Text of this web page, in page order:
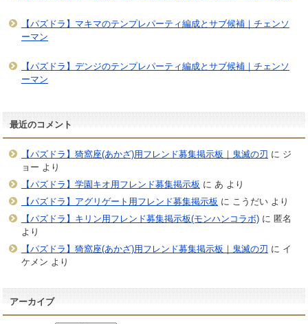
【パズドラ】マキマのテンプレパーティ編成とサブ候補｜チェンソ
ーマン
【パズドラ】デンジのテンプレパーティ編成とサブ候補｜チェンソ
ーマン
最近のコメント
【パズドラ】猗窩座(あかざ)用フレンド募集掲示板｜鬼滅の刃 に ジ
ョー より
【パズドラ】学園キオ用フレンド募集掲示板 に あ より
【パズドラ】アグリゲート用フレンド募集掲示板 に こうだいより
【パズドラ】キリン用フレンド募集掲示板(モンハンコラボ)に 匿名
より
【パズドラ】猗窩座(あかざ)用フレンド募集掲示板｜鬼滅の刃 に イ
ケメン より
アーカイブ